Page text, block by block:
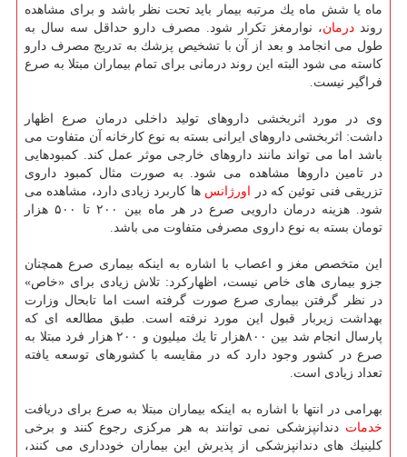
ماه یا شش ماه یك مرتبه بیمار باید تحت نظر باشد و برای مشاهده
رونددرمان، نوارمغز تكرار شود. مصرف دارو حداقل سه سال به
طول می انجامد و بعد از آن با تشخیص پزشك به تدریج مصرف دارو
كاسته می شود البته این روند درمانی برای تمام بیماران مبتلا به صرع
فراگیر نیست.
وی در مورد اثربخشی داروهای تولید داخلی درمان صرع اظهار
داشت: اثربخشی داروهای ایرانی بسته به نوع كارخانه آن متفاوت می
باشد اما می تواند مانند داروهای خارجی موثر عمل كند. كمبودهایی
در تامین داروها مشاهده می شود. به صورت مثال كمبود داروی
تزریقی فنی توئین كه در
اورژانس ها كاربرد زیادی دارد، مشاهده می
شود. هزینه درمان دارویی صرع در هر ماه بین ۲۰۰ تا ۵۰۰ هزار
تومان بسته به نوع داروی مصرفی متفاوت می باشد.
این متخصص مغز و اعصاب با اشاره به اینكه بیماری صرع همچنان
جزو بیماری های خاص نیست، اظهاركرد: تلاش زیادی برای «خاص»
در نظر گرفتن بیماری صرع صورت گرفته است اما تابحال وزارت
بهداشت زیربار قبول این مورد نرفته است. طبق مطالعه ای كه
پارسال انجام شد بین ۸۰۰هزار تا یك میلیون و ۲۰۰ هزار فرد مبتلا به
صرع در كشور وجود دارد كه در مقایسه با كشورهای توسعه یافته
تعداد زیادی است.
بهرامی در انتها با اشاره به اینكه بیماران مبتلا به صرع برای دریافت
خدمات دندانپزشكی نمی توانند به هر مركزی رجوع كنند و برخی
كلینیك های دندانپزشكی از پذیرش این بیماران خودداری می كنند،